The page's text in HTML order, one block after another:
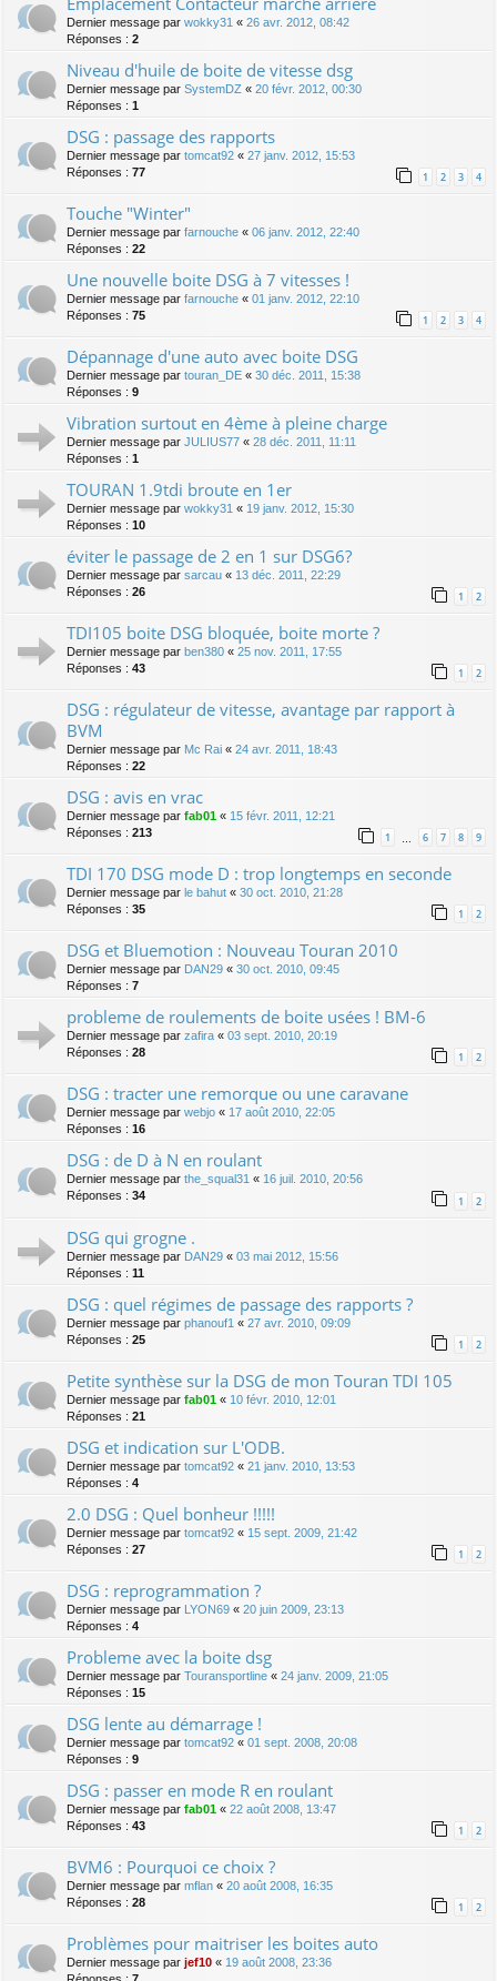
Dernier message par wokky31 « 26 avr. 2012, 08:42
Réponses : 2
Niveau d'huile de boite de vitesse dsg
Dernier message par SystemDZ « 20 févr. 2012, 00:30
Réponses : 1
DSG : passage des rapports
Dernier message par tomcat92 « 27 janv. 2012, 15:53
Réponses : 77 1 2 3 4
Touche "Winter"
Dernier message par farnouche « 06 janv. 2012, 22:40
Réponses : 22
Une nouvelle boite DSG à 7 vitesses !
Dernier message par farnouche « 01 janv. 2012, 22:10
Réponses : 75 1 2 3 4
Dépannage d'une auto avec boite DSG
Dernier message par touran_DE « 30 déc. 2011, 15:38
Réponses : 9
Vibration surtout en 4ème à pleine charge
Dernier message par JULIUS77 « 28 déc. 2011, 11:11
Réponses : 1
TOURAN 1.9tdi broute en 1er
Dernier message par wokky31 « 19 janv. 2012, 15:30
Réponses : 10
éviter le passage de 2 en 1 sur DSG6?
Dernier message par sarcau « 13 déc. 2011, 22:29
Réponses : 26 1 2
TDI105 boite DSG bloquée, boite morte ?
Dernier message par ben380 « 25 nov. 2011, 17:55
Réponses : 43 1 2
DSG : régulateur de vitesse, avantage par rapport à
BVM
Dernier message par Mc Rai « 24 avr. 2011, 18:43
Réponses : 22
DSG : avis en vrac
Dernier message par fab01 « 15 févr. 2011, 12:21
Réponses : 213 1 … 6 7 8 9
TDI 170 DSG mode D : trop longtemps en seconde
Dernier message par le bahut « 30 oct. 2010, 21:28
Réponses : 35 1 2
DSG et Bluemotion : Nouveau Touran 2010
Dernier message par DAN29 « 30 oct. 2010, 09:45
Réponses : 7
probleme de roulements de boite usées ! BM-6
Dernier message par zafira « 03 sept. 2010, 20:19
Réponses : 28 1 2
DSG : tracter une remorque ou une caravane
Dernier message par webjo « 17 août 2010, 22:05
Réponses : 16
DSG : de D à N en roulant
Dernier message par the_squal31 « 16 juil. 2010, 20:56
Réponses : 34 1 2
DSG qui grogne .
Dernier message par DAN29 « 03 mai 2012, 15:56
Réponses : 11
DSG : quel régimes de passage des rapports ?
Dernier message par phanouf1 « 27 avr. 2010, 09:09
Réponses : 25 1 2
Petite synthèse sur la DSG de mon Touran TDI 105
Dernier message par fab01 « 10 févr. 2010, 12:01
Réponses : 21
DSG et indication sur L'ODB.
Dernier message par tomcat92 « 21 janv. 2010, 13:53
Réponses : 4
2.0 DSG : Quel bonheur !!!!!
Dernier message par tomcat92 « 15 sept. 2009, 21:42
Réponses : 27 1 2
DSG : reprogrammation ?
Dernier message par LYON69 « 20 juin 2009, 23:13
Réponses : 4
Probleme avec la boite dsg
Dernier message par Touransportline « 24 janv. 2009, 21:05
Réponses : 15
DSG lente au démarrage !
Dernier message par tomcat92 « 01 sept. 2008, 20:08
Réponses : 9
DSG : passer en mode R en roulant
Dernier message par fab01 « 22 août 2008, 13:47
Réponses : 43 1 2
BVM6 : Pourquoi ce choix ?
Dernier message par mflan « 20 août 2008, 16:35
Réponses : 28 1 2
Problèmes pour maitriser les boites auto
Dernier message par jef10 « 19 août 2008, 23:36